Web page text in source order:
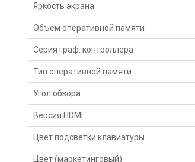
Яркость экрана
Объем оперативной памяти
Серия граф. контроллера
Тип оперативной памяти
Угол обзора
Версия HDMI
Цвет подсветки клавиатуры
Цвет (маркетинговый)